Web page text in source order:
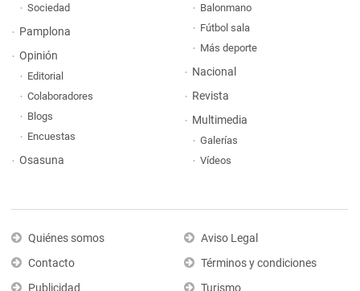
Sociedad
Pamplona
Opinión
Editorial
Colaboradores
Blogs
Encuestas
Osasuna
Balonmano
Fútbol sala
Más deporte
Nacional
Revista
Multimedia
Galerías
Vídeos
Quiénes somos
Contacto
Aviso Legal
Términos y condiciones